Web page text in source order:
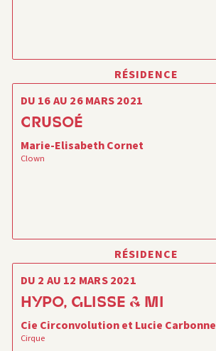
RÉSIDENCE
DU 16 AU 26 MARS 2021
CRUSOÉ
Marie-Elisabeth Cornet
Clown
RÉSIDENCE
DU 2 AU 12 MARS 2021
HYPO, GLISSE & MI
Cie Circonvolution et Lucie Carbonne
Cirque